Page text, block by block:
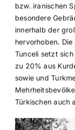
bzw. iranischen
besondere
innerhalb der
hervorhoben.
Tunceli setzt
zu 20% aus
sowie und
Türkischen auch